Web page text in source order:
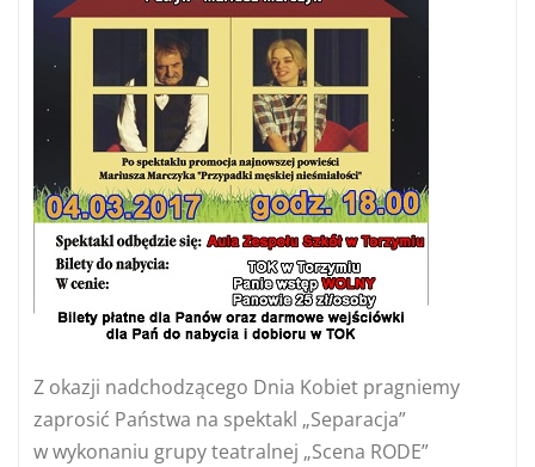
Z okazji nadchodzącego Dnia Kobiet pragniemy
zaprosić Państwa na spektakl „Separacja”
w wykonaniu grupy teatralnej „Scena RODE”